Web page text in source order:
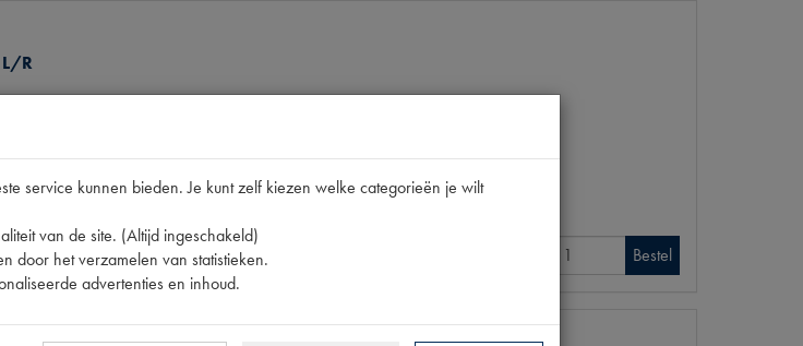
L/R
1 5
Bestel
service kunnen bieden. Je kunt zelf kiezen welke categorieën je wilt
van de site. (Altijd ingeschakeld)
door het verzamelen van statistieken.
advertenties en inhoud.